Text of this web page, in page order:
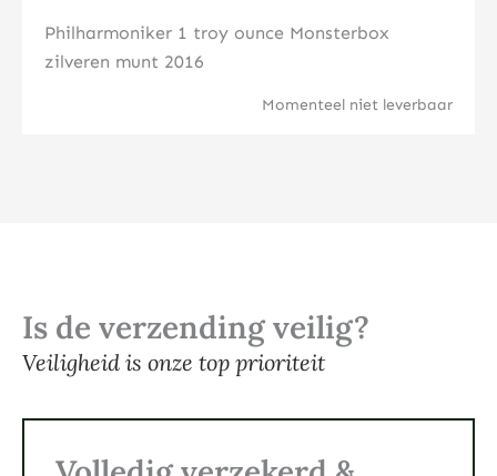
Philharmoniker 1 troy ounce Monsterbox
zilveren munt 2016
Momenteel niet leverbaar
Is de verzending veilig?
Veiligheid is onze top prioriteit